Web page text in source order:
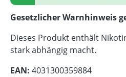
Gesetzlicher Warnhinweis
Dieses Produkt enthält
stark abhängig macht.
EAN: 4031300359884